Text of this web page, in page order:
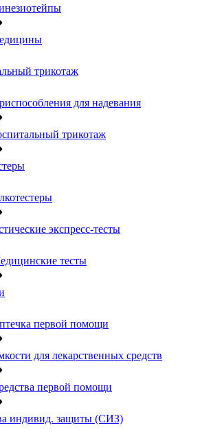
трикотаж
для надевания
трикотаж
экспресс-тесты
тесты
первой помощи
для лекарственных средств
первой помощи
индивид. защиты (СИЗ)